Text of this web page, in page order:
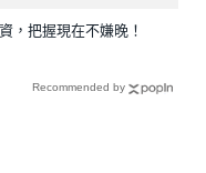
，把握現在不嫌晚！
Recommended by